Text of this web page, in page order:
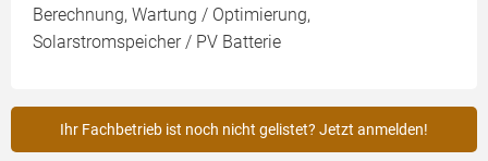
Berechnung, Wartung / Optimierung,
Solarstromspeicher / PV Batterie
Ihr Fachbetrieb ist noch nicht gelistet? Jetzt anmelden!